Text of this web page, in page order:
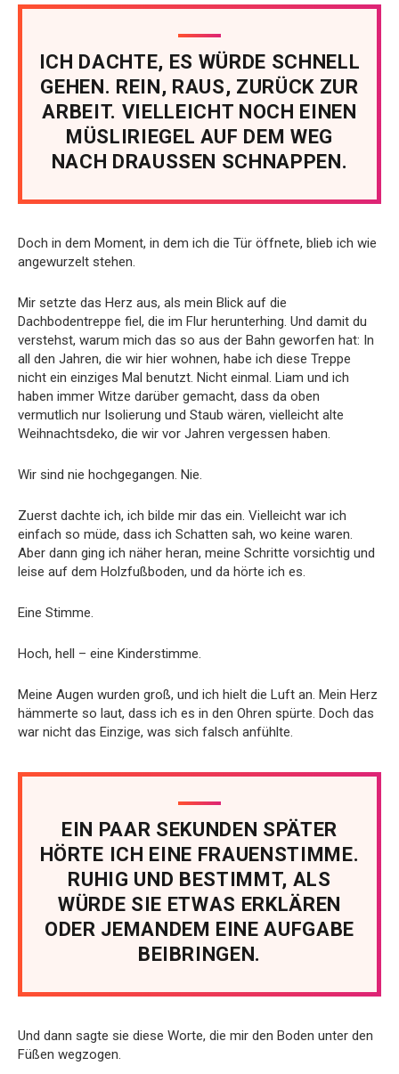
ICH DACHTE, ES WÜRDE SCHNELL
GEHEN. REIN, RAUS, ZURÜCK ZUR
ARBEIT. VIELLEICHT NOCH EINEN
MÜSLIRIEGEL AUF DEM WEG
NACH DRAUSSEN SCHNAPPEN.
Doch in dem Moment, in dem ich die Tür öffnete, blieb ich wie
angewurzelt stehen.
Mir setzte das Herz aus, als mein Blick auf die
Dachbodentreppe fiel, die im Flur herunterhing. Und damit du
verstehst, warum mich das so aus der Bahn geworfen hat: In
all den Jahren, die wir hier wohnen, habe ich diese Treppe
nicht ein einziges Mal benutzt. Nicht einmal. Liam und ich
haben immer Witze darüber gemacht, dass da oben
vermutlich nur Isolierung und Staub wären, vielleicht alte
Weihnachtsdeko, die wir vor Jahren vergessen haben.
Wir sind nie hochgegangen. Nie.
Zuerst dachte ich, ich bilde mir das ein. Vielleicht war ich
einfach so müde, dass ich Schatten sah, wo keine waren.
Aber dann ging ich näher heran, meine Schritte vorsichtig und
leise auf dem Holzfußboden, und da hörte ich es.
Eine Stimme.
Hoch, hell – eine Kinderstimme.
Meine Augen wurden groß, und ich hielt die Luft an. Mein Herz
hämmerte so laut, dass ich es in den Ohren spürte. Doch das
war nicht das Einzige, was sich falsch anfühlte.
EIN PAAR SEKUNDEN SPÄTER
HÖRTE ICH EINE FRAUENSTIMME.
RUHIG UND BESTIMMT, ALS
WÜRDE SIE ETWAS ERKLÄREN
ODER JEMANDEM EINE AUFGABE
BEIBRINGEN.
Und dann sagte sie diese Worte, die mir den Boden unter den
Füßen wegzogen.